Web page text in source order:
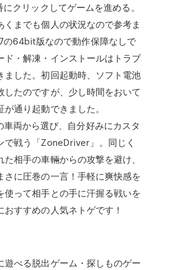
クリックしてゲームを進める。
くまでも個人の状況なので参考ま
64bit版なので動作保障なしで
ド・解凍・インストールはトラブ
ました。初回起動時、ソフト電池
したのですが、少し時間をおいて
通り起動できました。
両から選び、自分好みにカスタ
で戦う「ZoneDriver」。同じく
相手の車輛からの攻撃を避け、
さに圧巻の一言！手軽に爽快感を
使って相手との手に汗握る戦いを
すすめの人気ネトゲです！
遊べる脱出ゲーム・探しものゲー